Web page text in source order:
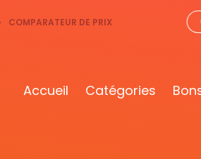
COMPARATEUR DE PRIX
Accueil Catégories